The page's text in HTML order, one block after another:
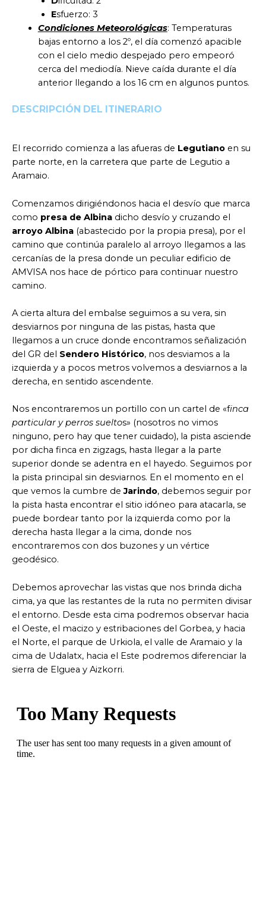
Esfuerzo: 3
Condiciones Meteorológicas: Temperaturas
bajas entorno a los 2º, el día comenzó apacible
con el cielo medio despejado pero empeoró
cerca del mediodía. Nieve caída durante el día
anterior llegando a los 16 cm en algunos puntos.
DESCRIPCIÓN DEL ITINERARIO
El recorrido comienza a las afueras de Legutiano en su
parte norte, en la carretera que parte de Legutio a
Aramaio.
Comenzamos dirigiéndonos hacia el desvío que marca
como presa de Albina dicho desvío y cruzando el
arroyo Albina (abastecido por la propia presa), por el
camino que continúa paralelo al arroyo llegamos a las
cercanías de la presa donde un peculiar edificio de
AMVISA nos hace de pórtico para continuar nuestro
camino.
A cierta altura del embalse seguimos a su vera, sin
desviarnos por ninguna de las pistas, hasta que
llegamos a un cruce donde encontramos señalización
del GR del Sendero Histórico, nos desviamos a la
izquierda y a pocos metros volvemos a desviarnos a la
derecha, en sentido ascendente.
Nos encontraremos un portillo con un cartel de «finca
particular y perros sueltos» (nosotros no vimos
ninguno, pero hay que tener cuidado), la pista asciende
por dicha finca en zigzags, hasta llegar a la parte
superior donde se adentra en el hayedo. Seguimos por
la pista principal sin desviarnos. En el momento en el
que vemos la cumbre deJarindo, debemos seguir por
la pista hasta encontrar el sitio idóneo para atacarla, se
puede bordear tanto por la izquierda como por la
derecha hasta llegar a la cima, donde nos
encontraremos con dos buzones y un vértice
geodésico.
Debemos aprovechar las vistas que nos brinda dicha
cima, ya que las restantes de la ruta no permiten divisar
el entorno. Desde esta cima podremos observar hacia
el Oeste, el macizo y estribaciones del Gorbea, y hacia
el Norte, el parque de Urkiola, el valle de Aramaio y la
cima de Udalatx, hacia el Este podremos diferenciar la
sierra de Elguea y Aizkorri.